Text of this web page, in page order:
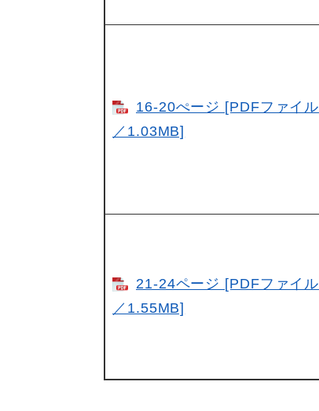
16-20ぺージ [PDFファイル
／1.03MB]
21-24ページ [PDFファイル
／1.55MB]